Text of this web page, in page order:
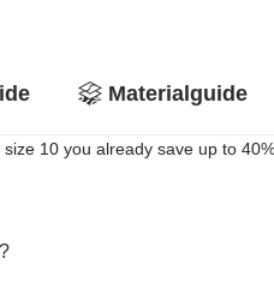
Materialguide
10 you already save up to